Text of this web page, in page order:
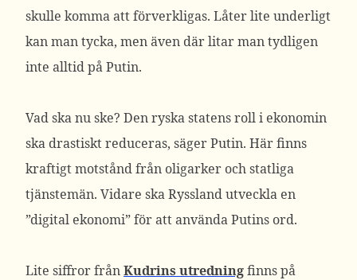
skulle komma att förverkligas. Låter lite underligt
kan man tycka, men även där litar man tydligen
inte alltid på Putin.
Vad ska nu ske? Den ryska statens roll i ekonomin
ska drastiskt reduceras, säger Putin. Här finns
kraftigt motstånd från oligarker och statliga
tjänstemän. Vidare ska Ryssland utveckla en
”digital ekonomi” för att använda Putins ord.
Lite siffror frånKudrins utredningfinns på